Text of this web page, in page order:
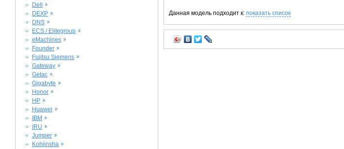
Dell
DEXP
DNS
ECS / Elitegroup
eMachines
Founder
Fujitsu Siemens
Gateway
Getac
Gigabyte
Honor
HP
Huawei
IBM
iRU
Jumper
Kohjinsha
Данная модель подходит к: показать список